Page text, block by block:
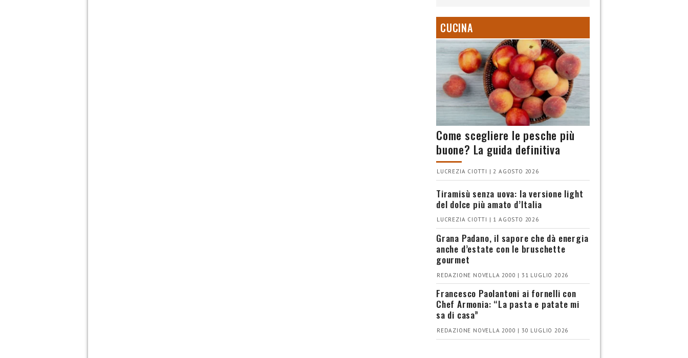
CUCINA
Come scegliere le pesche più
buone? La guida definitiva
LUCREZIA CIOTTI | 2 AGOSTO 2026
Tiramisù senza uova: la versione light
del dolce più amato d’Italia
LUCREZIA CIOTTI | 1 AGOSTO 2026
Grana Padano, il sapore che dà energia
anche d’estate con le bruschette
gourmet
REDAZIONE NOVELLA 2000 | 31 LUGLIO 2026
Francesco Paolantoni ai fornelli con
Chef Armonia: “La pasta e patate mi
sa di casa”
REDAZIONE NOVELLA 2000 | 30 LUGLIO 2026